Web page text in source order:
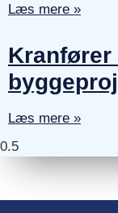
Læs mere »
Læs mere »